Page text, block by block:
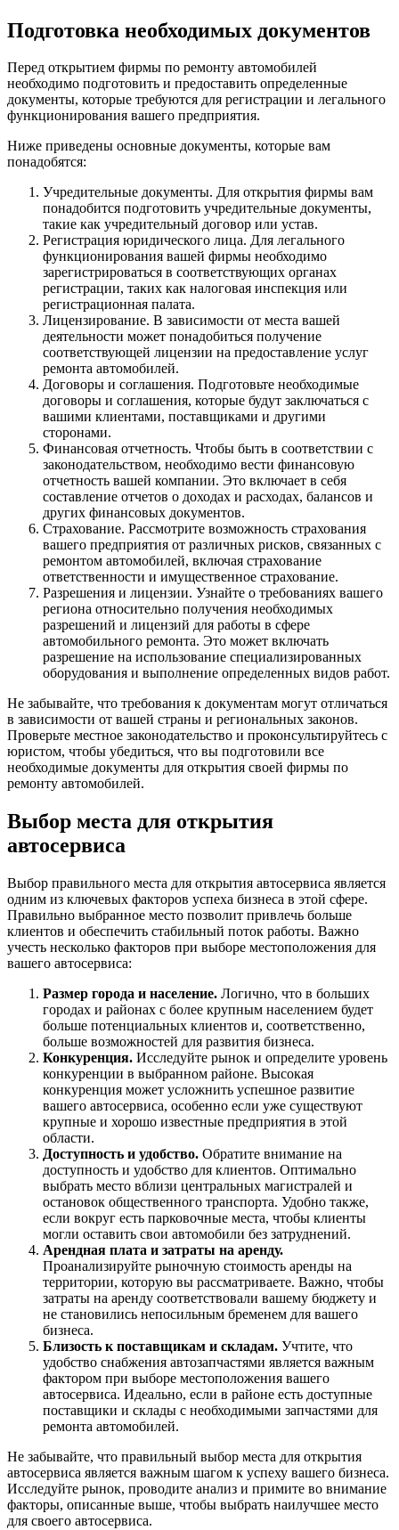
Подготовка необходимых документов
Перед открытием фирмы по ремонту автомобилей
необходимо подготовить и предоставить определенные
документы, которые требуются для регистрации и легального
функционирования вашего предприятия.
Ниже приведены основные документы, которые вам
понадобятся:
Учредительные документы. Для открытия фирмы вам
понадобится подготовить учредительные документы,
такие как учредительный договор или устав.
Регистрация юридического лица. Для легального
функционирования вашей фирмы необходимо
зарегистрироваться в соответствующих органах
регистрации, таких как налоговая инспекция или
регистрационная палата.
Лицензирование. В зависимости от места вашей
деятельности может понадобиться получение
соответствующей лицензии на предоставление услуг
ремонта автомобилей.
Договоры и соглашения. Подготовьте необходимые
договоры и соглашения, которые будут заключаться с
вашими клиентами, поставщиками и другими
сторонами.
Финансовая отчетность. Чтобы быть в соответствии с
законодательством, необходимо вести финансовую
отчетность вашей компании. Это включает в себя
составление отчетов о доходах и расходах, балансов и
других финансовых документов.
Страхование. Рассмотрите возможность страхования
вашего предприятия от различных рисков, связанных с
ремонтом автомобилей, включая страхование
ответственности и имущественное страхование.
Разрешения и лицензии. Узнайте о требованиях вашего
региона относительно получения необходимых
разрешений и лицензий для работы в сфере
автомобильного ремонта. Это может включать
разрешение на использование специализированных
оборудования и выполнение определенных видов работ.
Не забывайте, что требования к документам могут отличаться
в зависимости от вашей страны и региональных законов.
Проверьте местное законодательство и проконсультируйтесь с
юристом, чтобы убедиться, что вы подготовили все
необходимые документы для открытия своей фирмы по
ремонту автомобилей.
Выбор места для открытия
автосервиса
Выбор правильного места для открытия автосервиса является
одним из ключевых факторов успеха бизнеса в этой сфере.
Правильно выбранное место позволит привлечь больше
клиентов и обеспечить стабильный поток работы. Важно
учесть несколько факторов при выборе местоположения для
вашего автосервиса:
Размер города и население. Логично, что в больших
городах и районах с более крупным населением будет
больше потенциальных клиентов и, соответственно,
больше возможностей для развития бизнеса.
Конкуренция. Исследуйте рынок и определите уровень
конкуренции в выбранном районе. Высокая
конкуренция может усложнить успешное развитие
вашего автосервиса, особенно если уже существуют
крупные и хорошо известные предприятия в этой
области.
Доступность и удобство. Обратите внимание на
доступность и удобство для клиентов. Оптимально
выбрать место вблизи центральных магистралей и
остановок общественного транспорта. Удобно также,
если вокруг есть парковочные места, чтобы клиенты
могли оставить свои автомобили без затруднений.
Арендная плата и затраты на аренду.
Проанализируйте рыночную стоимость аренды на
территории, которую вы рассматриваете. Важно, чтобы
затраты на аренду соответствовали вашему бюджету и
не становились непосильным бременем для вашего
бизнеса.
Близость к поставщикам и складам. Учтите, что
удобство снабжения автозапчастями является важным
фактором при выборе местоположения вашего
автосервиса. Идеально, если в районе есть доступные
поставщики и склады с необходимыми запчастями для
ремонта автомобилей.
Не забывайте, что правильный выбор места для открытия
автосервиса является важным шагом к успеху вашего бизнеса.
Исследуйте рынок, проводите анализ и примите во внимание
факторы, описанные выше, чтобы выбрать наилучшее место
для своего автосервиса.